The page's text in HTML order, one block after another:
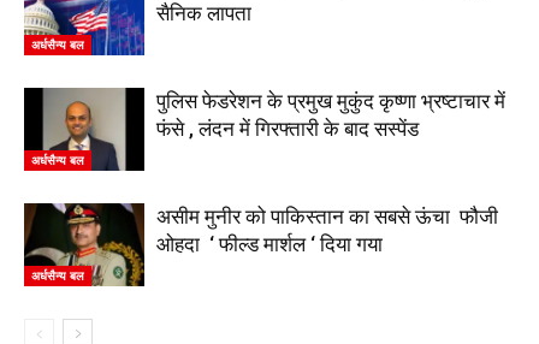
अर्धसैन्य बल
सैनिक लापता
अर्धसैन्य बल
पुलिस फेडरेशन के प्रमुख मुकुंद कृष्णा भ्रष्टाचार में
फंसे , लंदन में गिरफ्तारी के बाद सस्पेंड
अर्धसैन्य बल
असीम मुनीर को पाकिस्तान का सबसे ऊंचा फौजी
ओहदा ‘ फील्ड मार्शल ‘ दिया गया